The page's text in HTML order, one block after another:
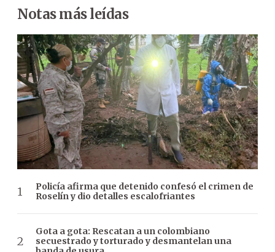
Notas más leídas
Policía afirma que detenido confesó el crimen de
Roselín y dio detalles escalofriantes
Gota a gota: Rescatan a un colombiano
secuestrado y torturado y desmantelan una